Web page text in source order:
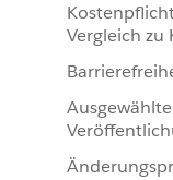
Vergleich zu
Ausgewählte